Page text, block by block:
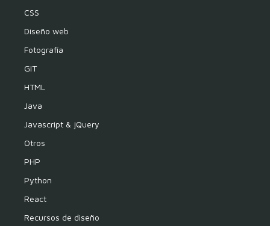
CSS
Diseño web
Fotografía
GIT
HTML
Java
Javascript & jQuery
Otros
PHP
Python
React
Recursos de diseño